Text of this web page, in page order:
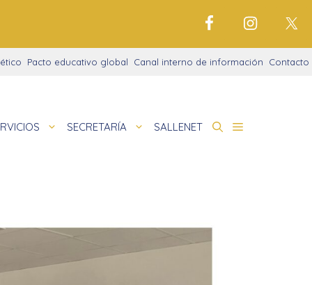
Pacto educativo global Canal interno de información Contacto
SECRETARÍA SALLENET